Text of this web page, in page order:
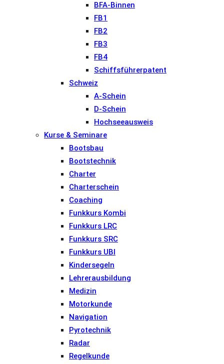
BFA-Binnen
FB1
FB2
FB3
FB4
Schiffsführerpatent
Schweiz
A-Schein
D-Schein
Hochseeausweis
Kurse & Seminare
Bootsbau
Bootstechnik
Charter
Charterschein
Coaching
Funkkurs Kombi
Funkkurs LRC
Funkkurs SRC
Funkkurs UBI
Kindersegeln
Lehrerausbildung
Medizin
Motorkunde
Navigation
Pyrotechnik
Radar
Regelkunde